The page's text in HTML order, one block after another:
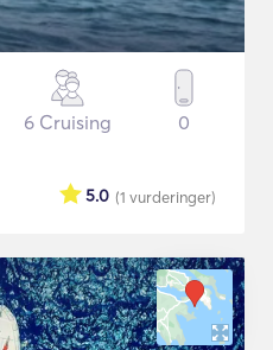
6 Cruising 0
(1 vurderinger)
5.0